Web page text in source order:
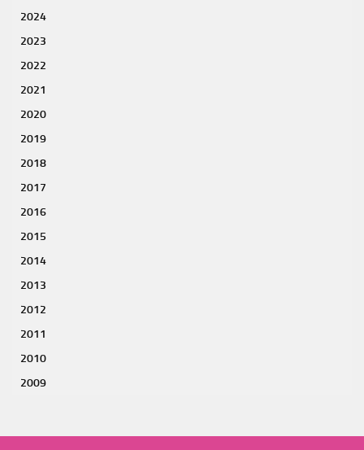
2024
2023
2022
2021
2020
2019
2018
2017
2016
2015
2014
2013
2012
2011
2010
2009